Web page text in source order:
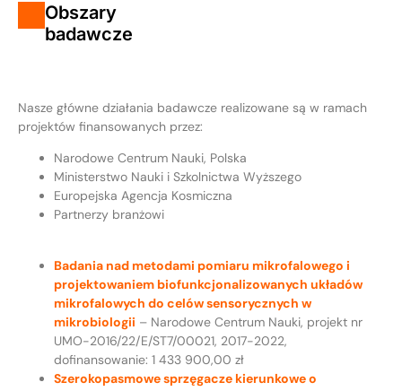
Obszary
badawcze
Nasze główne działania badawcze realizowane są w ramach
projektów finansowanych przez:
Narodowe Centrum Nauki, Polska
Ministerstwo Nauki i Szkolnictwa Wyższego
Europejska Agencja Kosmiczna
Partnerzy branżowi
Badania nad metodami pomiaru mikrofalowego i
projektowaniem biofunkcjonalizowanych układów
mikrofalowych do celów sensorycznych w
mikrobiologii – Narodowe Centrum Nauki, projekt nr
UMO-2016/22/E/ST7/00021, 2017-2022,
dofinansowanie: 1 433 900,00 zł
Szerokopasmowe sprzęgacze kierunkowe o